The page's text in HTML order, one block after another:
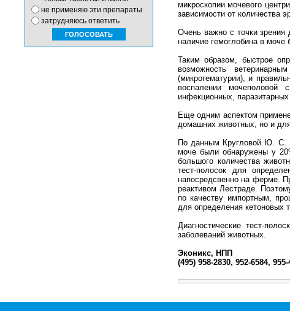
не применяю эти препараты
затрудняюсь ответить
микроскопии мочевого
зависимости от количества
Очень важно с точки зрения
наличие гемоглобина в моче
Таким образом, быстрое
возможность
(микрогематурии), и
воспалении мочеполовой
инфекционных,
Еще одним аспектом
домашних животных, но и для
По данным Кругловой Ю. С.
моче были обнаружены у
большого количества
тест-полосок для
напосредсвенно на ферме.
реактивом Лестраде.
по качеству импортным,
для определения кетоновых
Диагностические тест-
заболеваний животных.
Эконикс, НПП
(495) 958-2830, 952-6584,